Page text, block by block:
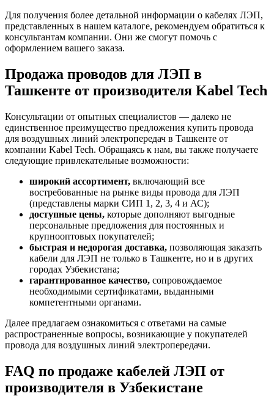
Для получения более детальной информации о кабелях ЛЭП,
представленных в нашем каталоге, рекомендуем обратиться к
консультантам компании. Они же смогут помочь с
оформлением вашего заказа.
Продажа проводов для ЛЭП в
Ташкенте от производителя Kabel Tech
Консультации от опытных специалистов — далеко не
единственное преимущество предложения купить провода
для воздушных линий электропередач в Ташкенте от
компании Kabel Tech. Обращаясь к нам, вы также получаете
следующие привлекательные возможности:
широкий ассортимент, включающий все
востребованные на рынке виды провода для ЛЭП
(представлены марки СИП 1, 2, 3, 4 и АС);
доступные цены, которые дополняют выгодные
персональные предложения для постоянных и
крупнооптовых покупателей;
быстрая и недорогая доставка, позволяющая заказать
кабели для ЛЭП не только в Ташкенте, но и в других
городах Узбекистана;
гарантированное качество, сопровождаемое
необходимыми сертификатами, выданными
компетентными органами.
Далее предлагаем ознакомиться с ответами на самые
распространенные вопросы, возникающие у покупателей
провода для воздушных линий электропередачи.
FAQ по продаже кабелей ЛЭП от
производителя в Узбекистане